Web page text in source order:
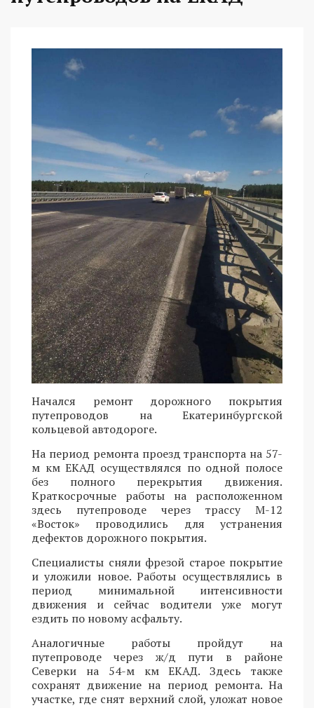
Начался ремонт дорожного покрытия
путепроводов на Екатеринбургской
кольцевой автодороге.
На период ремонта проезд транспорта на 57-
м км ЕКАД осуществлялся по одной полосе
без полного перекрытия движения.
Краткосрочные работы на расположенном
здесь путепроводе через трассу М-12
«Восток» проводились для устранения
дефектов дорожного покрытия.
Специалисты сняли фрезой старое покрытие
и уложили новое. Работы осуществлялись в
период минимальной интенсивности
движения и сейчас водители уже могут
ездить по новому асфальту.
Аналогичные работы пройдут на
путепроводе через ж/д пути в районе
Северки на 54-м км ЕКАД. Здесь также
сохранят движение на период ремонта. На
участке, где снят верхний слой, уложат новое